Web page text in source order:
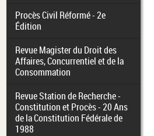
Procès Civil Réformé - 2e
Édition
Revue Magister du Droit des
Affaires, Concurrentiel et de la
Consommation
Revue Station de Recherche -
Constitution et Procès - 20 Ans
de la Constitution Fédérale de
1988